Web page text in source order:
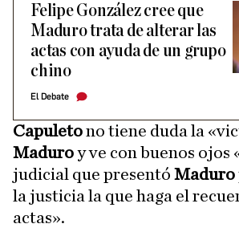
Felipe González cree que
Maduro trata de alterar las
actas con ayuda de un grupo
chino
El Debate
Capuletono tiene duda la
Maduroy ve con buenos ojos
judicial que presentó Maduro
la justicia la que haga el
actas».